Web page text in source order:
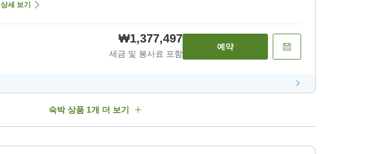
상세 보기
₩1,377,497
세금 및 봉사료 포함
예약
숙박 상품 1개 더 보기